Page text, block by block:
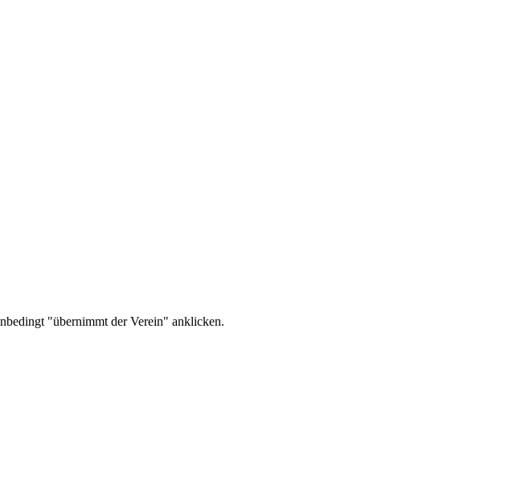
"übernimmt der Verein" anklicken.